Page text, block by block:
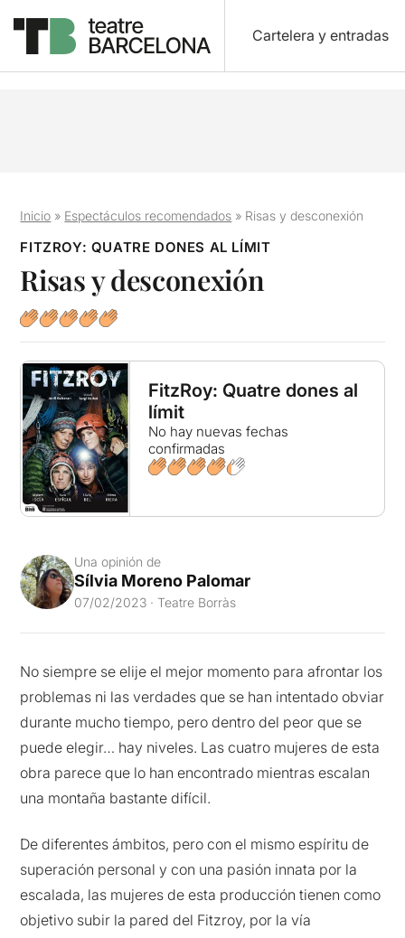
Cartelera y entradas
Inicio » Espectáculos recomendados » Risas y desconexión
FITZROY: QUATRE DONES AL LÍMIT
Risas y desconexión
FitzRoy: Quatre dones al
límit
No hay nuevas fechas
confirmadas
Una opinión de
Sílvia Moreno Palomar
07/02/2023 · Teatre Borràs
No siempre se elije el mejor momento para afrontar los
problemas ni las verdades que se han intentado obviar
durante mucho tiempo, pero dentro del peor que se
puede elegir… hay niveles. Las cuatro mujeres de esta
obra parece que lo han encontrado mientras escalan
una montaña bastante difícil.
De diferentes ámbitos, pero con el mismo espíritu de
superación personal y con una pasión innata por la
escalada, las mujeres de esta producción tienen como
objetivo subir la pared del Fitzroy, por la vía